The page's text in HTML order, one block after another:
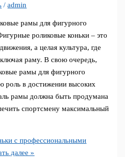
/admin
рамы для фигурного
роликовые коньки – это
а целая культура, где
раму. В свою очередь,
рамы для фигурного
роль в достижении высоких
рамы должна быть продумана
спортсмену максимальный
с профессиональными
далее »